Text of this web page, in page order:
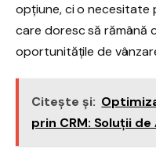
opțiune, ci o necesitate
care doresc să rămână
oportunitățile de
Citește și:
prin CRM: Soluții